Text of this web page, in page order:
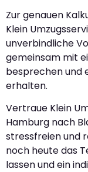
Zur genauen
Klein
unverbindliche
gemeinsam mit
besprechen und
erhalten.
Vertraue Klein
Hamburg nach
stressfreien und
noch heute das
lassen und ein